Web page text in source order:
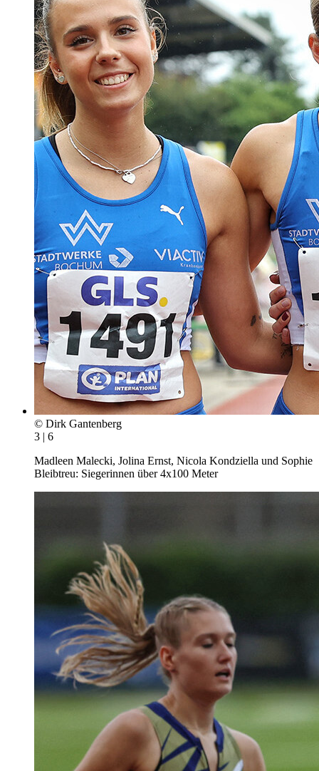
© Dirk Gantenberg
3 | 6
Madleen Malecki, Jolina Ernst, Nicola Kondziella und Sophie
Bleibtreu: Siegerinnen über 4x100 Meter